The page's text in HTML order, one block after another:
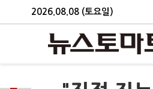
2026.08.08 (토요일)